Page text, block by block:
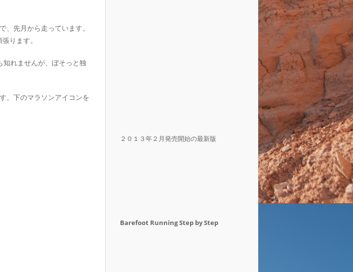
先月から走っています。
ります。
れませんが、ぼそっと独
。下のマラソンアイコンを
２０１３年２月発売開始の最新版
Barefoot Running Step by Step